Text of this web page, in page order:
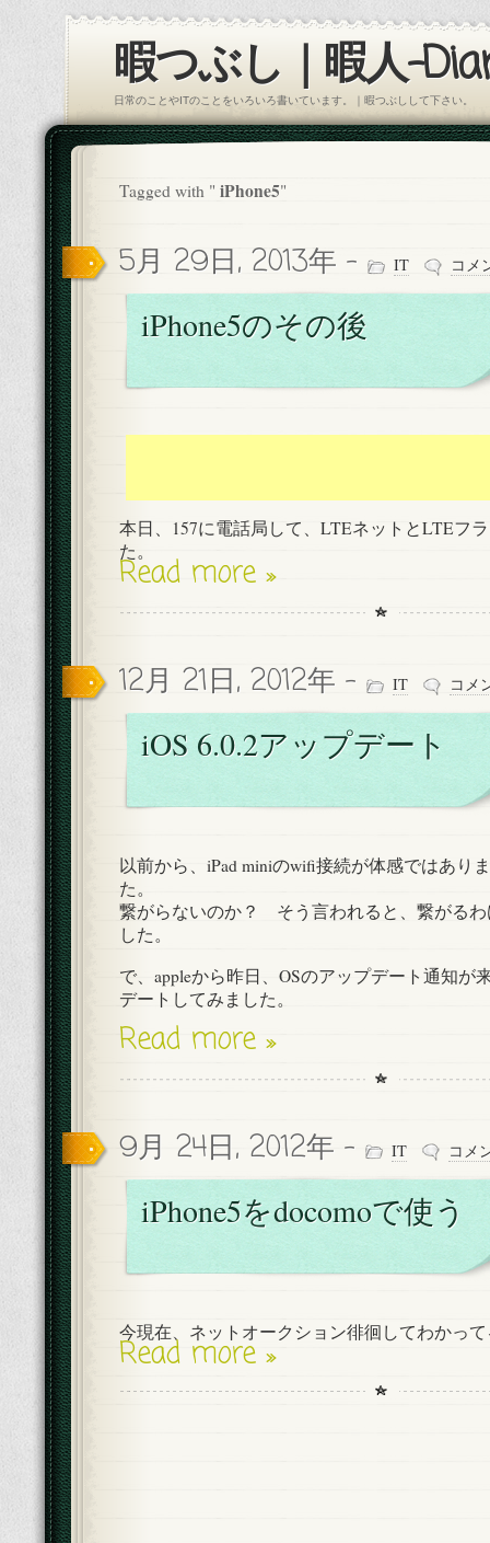
暇つぶし｜暇人-
日常のことやITのことをいろいろ書いています。｜暇つぶしして下さい。
Tagged with " iPhone5"
5月 29日, 2013年 - IT コメ
iPhone5のその後
本日、157に電話局して、LTEネットとLTEフ
た。
Read more »
12月 21日, 2012年 - IT コメ
iOS 6.0.2アップデート
以前から、iPad miniのwifi接続が体感ではあり
た。
繋がらないのか？ そう言われると、繋がる
した。
で、appleから昨日、OSのアップデート通知が
デートしてみました。
Read more »
9月 24日, 2012年 - IT コメ
iPhone5をdocomoで使う
今現在、ネットオークション徘徊してわかっ
Read more »